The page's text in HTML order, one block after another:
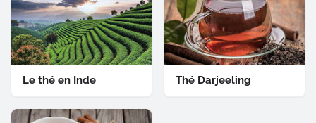
Le thé en Inde Thé Darjeeling